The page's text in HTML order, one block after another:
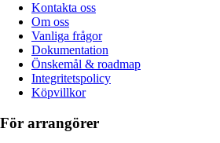
Kontakta oss
Om oss
Vanliga frågor
Dokumentation
Önskemål & roadmap
Integritetspolicy
Köpvillkor
För arrangörer